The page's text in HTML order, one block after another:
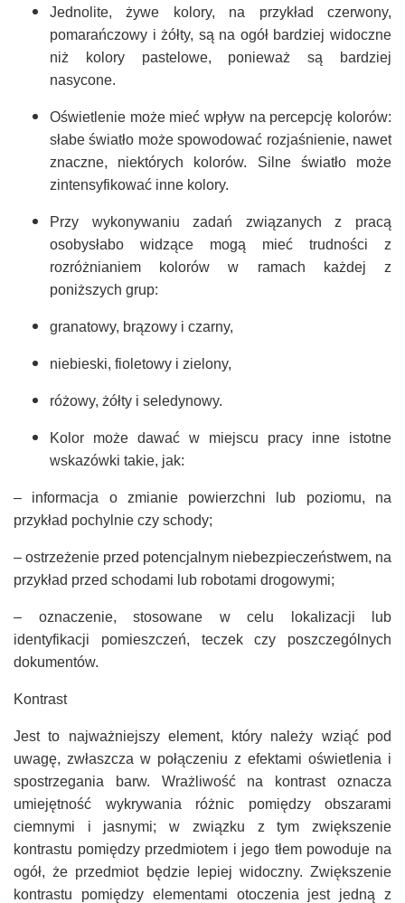
Jednolite, żywe kolory, na przykład czerwony,
pomarańczowy i żółty, są na ogół bardziej widoczne
niż kolory pastelowe, ponieważ są bardziej
nasycone.
Oświetlenie może mieć wpływ na percepcję kolorów:
słabe światło może spowodować rozjaśnienie, nawet
znaczne, niektórych kolorów. Silne światło może
zintensyfikować inne kolory.
Przy wykonywaniu zadań związanych z pracą
osobysłabo widzące mogą mieć trudności z
rozróżnianiem kolorów w ramach każdej z
poniższych grup:
granatowy, brązowy i czarny,
niebieski, fioletowy i zielony,
różowy, żółty i seledynowy.
Kolor może dawać w miejscu pracy inne istotne
wskazówki takie, jak:
– informacja o zmianie powierzchni lub poziomu, na
przykład pochylnie czy schody;
– ostrzeżenie przed potencjalnym niebezpieczeństwem, na
przykład przed schodami lub robotami drogowymi;
– oznaczenie, stosowane w celu lokalizacji lub
identyfikacji pomieszczeń, teczek czy poszczególnych
dokumentów.
Kontrast
Jest to najważniejszy element, który należy wziąć pod
uwagę, zwłaszcza w połączeniu z efektami oświetlenia i
spostrzegania barw. Wrażliwość na kontrast oznacza
umiejętność wykrywania różnic pomiędzy obszarami
ciemnymi i jasnymi; w związku z tym zwiększenie
kontrastu pomiędzy przedmiotem i jego tłem powoduje na
ogół, że przedmiot będzie lepiej widoczny. Zwiększenie
kontrastu pomiędzy elementami otoczenia jest jedną z